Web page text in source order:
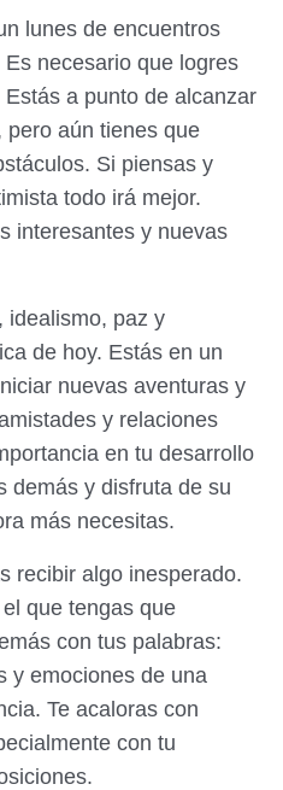
lunes de encuentros
necesario que logres
a punto de alcanzar
pero aún tienes que
Si piensas y
todo irá mejor.
interesantes y nuevas
idealismo, paz y
de hoy. Estás en un
nuevas aventuras y
y relaciones
en tu desarrollo
demás y disfruta de su
más necesitas.
recibir algo inesperado.
que tengas que
con tus palabras:
y emociones de una
Te acaloras con
con tu